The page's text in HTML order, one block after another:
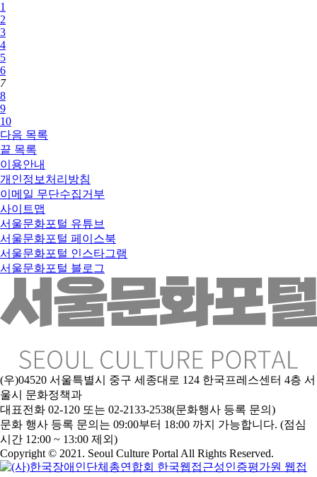
1
2
3
4
5
6
7
8
9
10
다음 목록
끝 목록
이용안내
개인정보처리방침
이메일 무단수집거부
사이트맵
서울문화포털 유튜브
서울문화포털 페이스북
서울문화포털 인스타그램
서울문화포털 블로그
(우)04520 서울특별시 중구 세종대로 124 한국프레스센터 4층 서
울시 문화정책과
대표전화 02-120 또는 02-2133-2538(문화행사 등록 문의)
문화 행사 등록 문의는 09:00부터 18:00 까지 가능합니다. (점심
시간 12:00 ~ 13:00 제외)
Copyright © 2021. Seoul Culture Portal All Rights Reserved.